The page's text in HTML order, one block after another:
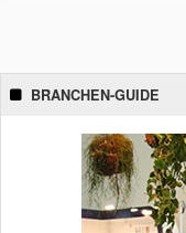
BRANCHEN-GUIDE